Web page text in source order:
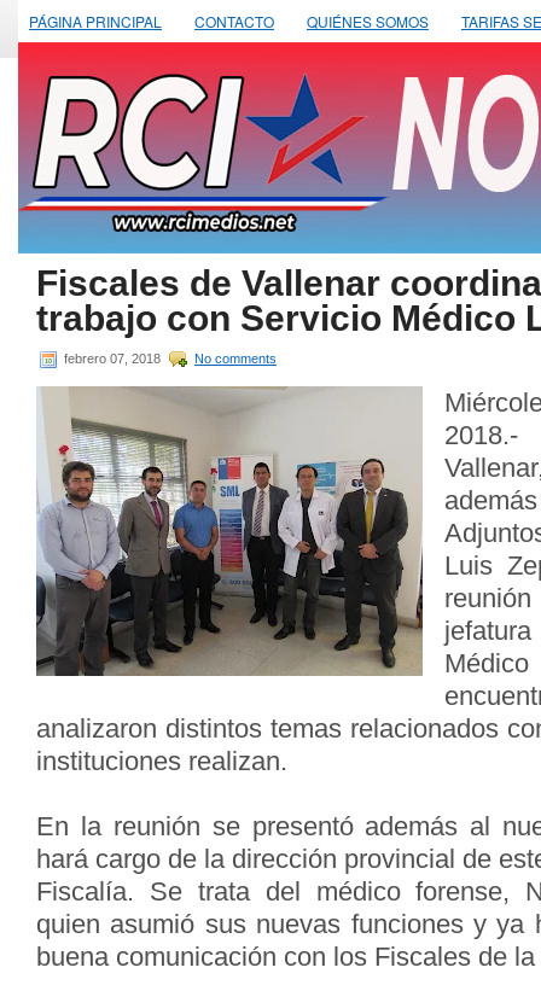
PÁGINA PRINCIPAL CONTACTO QUIÉNES SOMOS TARIFAS
Fiscales de Vallenar
trabajo con Servicio Médico
febrero 07, 2018 No comments
Luis
analizaron distintos temas relacionados
instituciones realizan.
En la reunión se presentó además al
hará cargo de la dirección provincial de
Fiscalía. Se trata del médico forense,
quien asumió sus nuevas funciones y ya
buena comunicación con los Fiscales de